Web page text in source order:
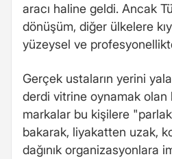
aracı haline geldi. Ancak
dönüşüm, diğer ülkelere
yüzeysel ve
Gerçek ustaların yerini
derdi vitrine oynamak olan
markalar bu kişilere
bakarak, liyakatten uzak,
dağınık organizasyonlara